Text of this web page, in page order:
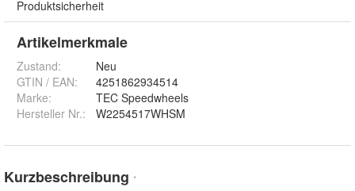
Produktsicherheit
Artikelmerkmale
Zustand:
Neu
GTIN / EAN:
4251862934514
Marke:
TEC Speedwheels
Hersteller Nr.:
W2254517WHSM
Kurzbeschreibung *